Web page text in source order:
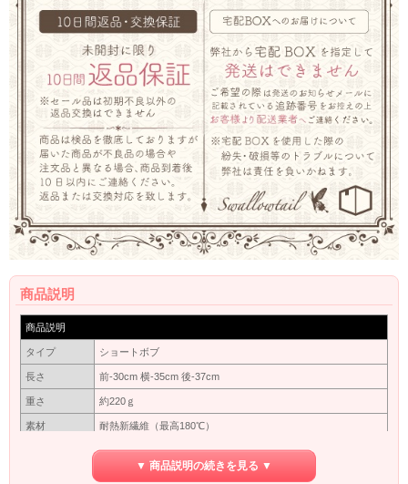
商品説明
商品説明
タイプ ショートボブ
長さ 前-30cm 横-35cm 後-37cm
重さ 約220ｇ
素材 耐熱新繊維（最高180℃）
※型
カバーネットに入れて出来るだけ太陽にあたらない暗いところ
▼ 商品説明の続きを見る ▼